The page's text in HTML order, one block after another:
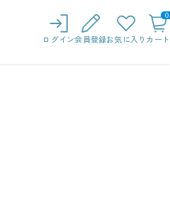
ログイン会員登録お気に入り カート
0